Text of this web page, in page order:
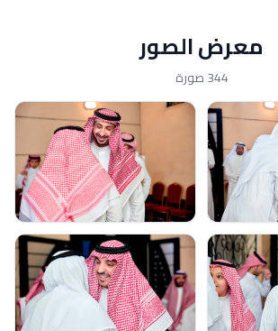
معرض الصور
344 صورة